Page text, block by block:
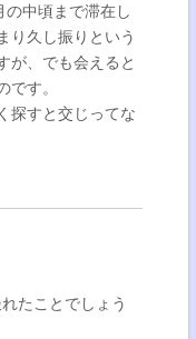
の中頃まで滞在し
り久し振りという
が、でも会えると
です。
探すと交じってな
たことでしょう